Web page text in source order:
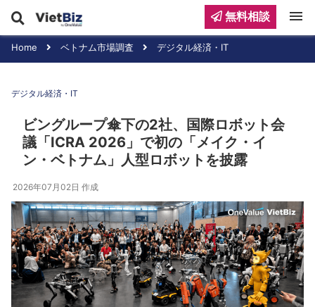
Home ベトナム市場調査 デジタル経済・IT
デジタル経済・IT
ビングループ傘下の2社、国際ロボット会
議「ICRA 2026」で初の「メイク・イ
ン・ベトナム」人型ロボットを披露
2026年07月02日 作成
無料相談 menu